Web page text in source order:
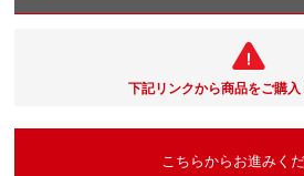
下記リンクから商品をご購入
こちらからお進みく